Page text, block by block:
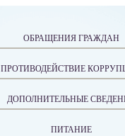
ОБРАЩЕНИЯ ГРАЖДАН
ПРОТИВОДЕЙСТВИЕ
ДОПОЛНИТЕЛЬНЫЕ
ПИТАНИЕ